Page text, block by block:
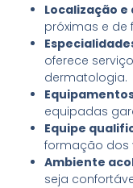
Localização
próximas e de
oferece
dermatologia.
equipadas
Equipe
formação dos
Ambiente
seja